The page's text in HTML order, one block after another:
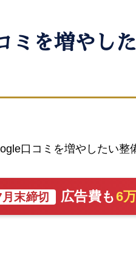
ミを増やし
口コミを増やしたい
末締切 広告費も6